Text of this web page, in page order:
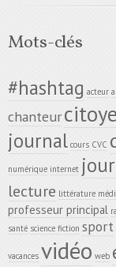
Mots-clés
#hashtag acteur
chanteur
journal cours CVC
numérique internet
lecture littérature
professeur principal
santé science fiction sport
vacances vidéo web